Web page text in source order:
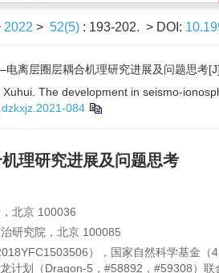
2022 > 52(5) : 193-202. > DOI:
离层圈层耦合机理研究进展及问题思考
The development in seismo-
084
理研究进展及问题思考
北京 100036
研究院，北京 100085
），国家自然科学基金（
计划（Dragon-5，#58892，#59308）联